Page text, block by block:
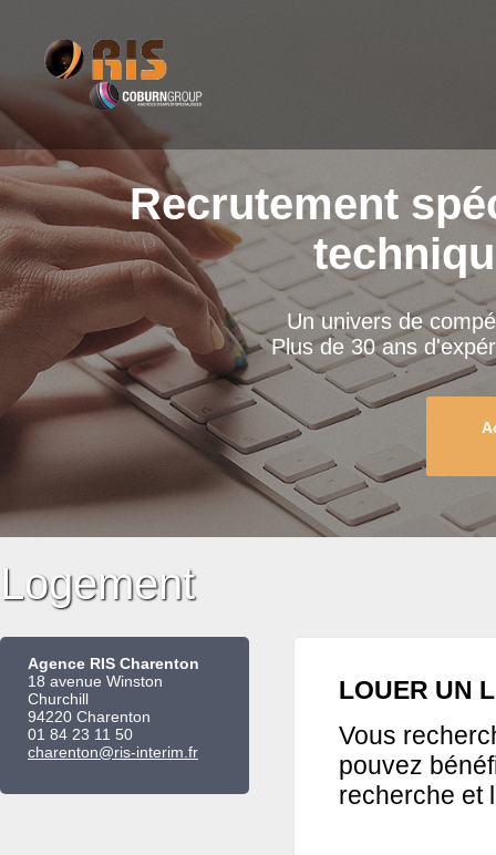
Recrutement
Un univers de
Plus de 30 ans
Logement
Agence RIS Charenton
18 avenue Winston
Churchill
94220 Charenton
01 84 23 11 50
charenton@ris-interim.fr
LOUER UN
Vous
pouvez
recherche et